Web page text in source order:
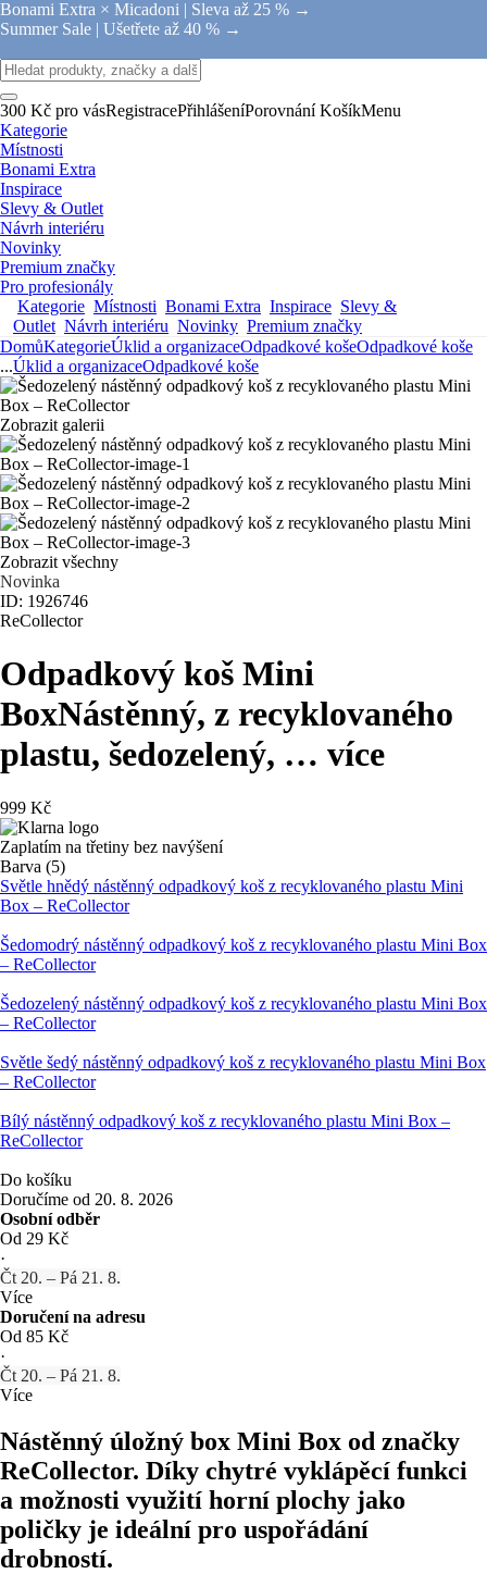
Bonami Extra × Micadoni | Sleva až 25 % →
Summer Sale | Ušetřete až 40 % →
300 Kč pro vásRegistracePřihlášeníPorovnání KošíkMenu
Kategorie
Místnosti
Bonami Extra
Inspirace
Slevy & Outlet
Návrh interiéru
Novinky
Premium značky
Pro profesionály
Kategorie Místnosti Bonami Extra Inspirace Slevy &
Outlet Návrh interiéru Novinky Premium značky
DomůKategorieÚklid a organizaceOdpadkové košeOdpadkové koše
...Úklid a organizaceOdpadkové koše
Zobrazit galerii
Zobrazit všechny
Novinka
ID: 1926746
ReCollector
Odpadkový koš Mini
BoxNástěnný, z recyklovaného
plastu, šedozelený, … více
999 Kč
Zaplatím na třetiny bez navýšení
Barva (5)
Světle hnědý nástěnný odpadkový koš z recyklovaného plastu Mini
Box – ReCollector
Šedomodrý nástěnný odpadkový koš z recyklovaného plastu Mini Box
– ReCollector
Šedozelený nástěnný odpadkový koš z recyklovaného plastu Mini Box
– ReCollector
Světle šedý nástěnný odpadkový koš z recyklovaného plastu Mini Box
– ReCollector
Bílý nástěnný odpadkový koš z recyklovaného plastu Mini Box –
ReCollector
Do košíku
Doručíme od 20. 8. 2026
Osobní odběr
Od 29 Kč
·
Čt 20. – Pá 21. 8.
Více
Doručení na adresu
Od 85 Kč
·
Čt 20. – Pá 21. 8.
Více
Nástěnný úložný box Mini Box od značky
ReCollector. Díky chytré vyklápěcí funkci
a možnosti využití horní plochy jako
poličky je ideální pro uspořádání
drobností.